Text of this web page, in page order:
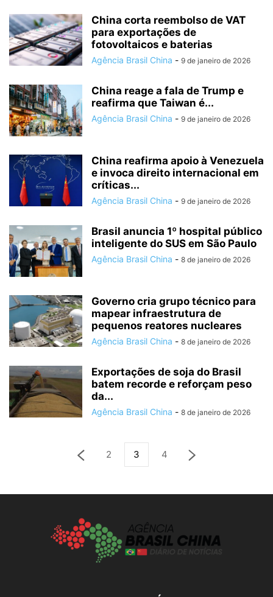
China corta reembolso de VAT
para exportações de
fotovoltaicos e baterias
Agência Brasil China - 9 de janeiro de 2026
China reage a fala de Trump e
reafirma que Taiwan é...
Agência Brasil China - 9 de janeiro de 2026
China reafirma apoio à Venezuela
e invoca direito internacional em
críticas...
Agência Brasil China - 9 de janeiro de 2026
Brasil anuncia 1º hospital público
inteligente do SUS em São Paulo
Agência Brasil China - 8 de janeiro de 2026
Governo cria grupo técnico para
mapear infraestrutura de
pequenos reatores nucleares
Agência Brasil China - 8 de janeiro de 2026
Exportações de soja do Brasil
batem recorde e reforçam peso
da...
Agência Brasil China - 8 de janeiro de 2026
2 3 4